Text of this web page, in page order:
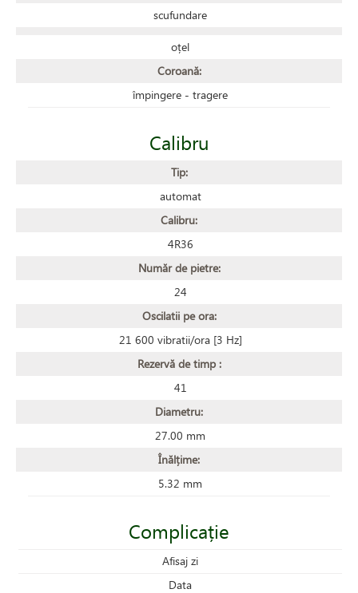
scufundare
oțel
Coroană:
împingere - tragere
Calibru
Tip:
automat
Calibru:
4R36
Număr de pietre:
24
Oscilatii pe ora:
21 600 vibratii/ora [3 Hz]
Rezervă de timp :
41
Diametru:
27.00 mm
Înălțime:
5.32 mm
Complicație
Afisaj zi
Data